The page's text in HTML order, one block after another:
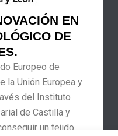
EN
DE
Europeo de
la Unión Europea y
del Instituto
de Castilla y
un tejido